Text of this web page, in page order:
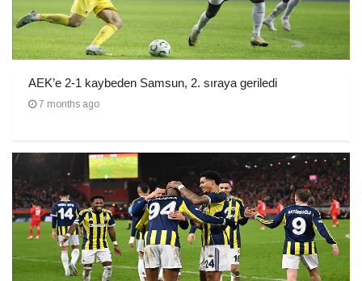
AEK’e 2-1 kaybeden Samsun, 2. sıraya geriledi
7 months ago